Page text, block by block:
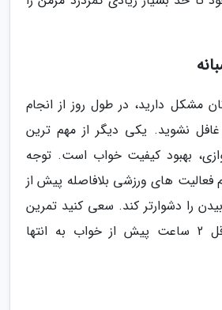
مشکل دارید، در طول روز از انجام
نشوید. یکی دیگر از مهم ترین
بهبود کیفیت خواب است. توجه
فعالیت های ورزشی بلافاصله پیش از
را دشوارتر کند. سعی کنید تمرین
ورزشی خود را حداقل 2 ساعت پیش از خواب به انتها